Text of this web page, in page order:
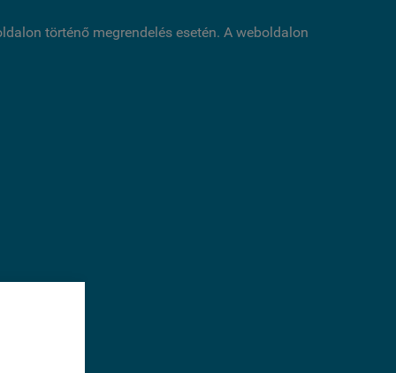
történő megrendelés esetén. A weboldalon